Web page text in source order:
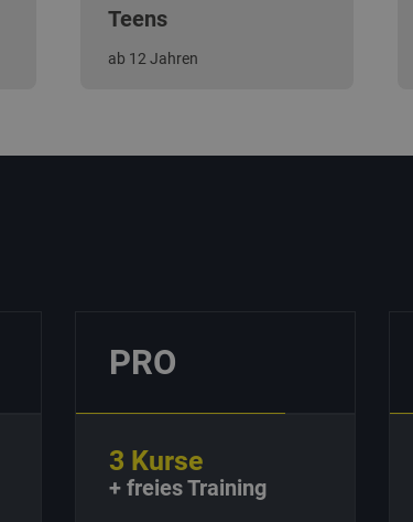
Teens
ab 12 Jahren
PRO
3 Kurse
+ freies Training